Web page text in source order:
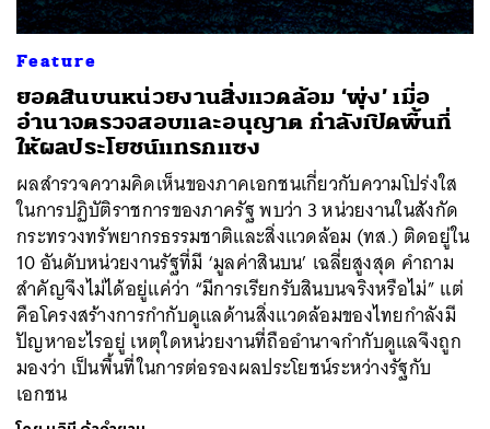
Feature
ยอดสินบนหน่วยงานสิ่งแวดล้อม ‘พุ่ง’ เมื่อ
อำนาจตรวจสอบและอนุญาต กำลังเปิดพื้นที่
ให้ผลประโยชน์แทรกแซง
ผลสำรวจความคิดเห็นของภาคเอกชนเกี่ยวกับความโปร่งใส
ในการปฏิบัติราชการของภาครัฐ พบว่า 3 หน่วยงานในสังกัด
กระทรวงทรัพยากรธรรมชาติและสิ่งแวดล้อม (ทส.) ติดอยู่ใน
10 อันดับหน่วยงานรัฐที่มี ‘มูลค่าสินบน’ เฉลี่ยสูงสุด คำถาม
สำคัญจึงไม่ได้อยู่แค่ว่า “มีการเรียกรับสินบนจริงหรือไม่” แต่
คือโครงสร้างการกำกับดูแลด้านสิ่งแวดล้อมของไทยกำลังมี
ปัญหาอะไรอยู่ เหตุใดหน่วยงานที่ถืออำนาจกำกับดูแลจึงถูก
มองว่า เป็นพื้นที่ในการต่อรองผลประโยชน์ระหว่างรัฐกับ
เอกชน
ค้นหา
SHARE TWEET LINE EMAIL